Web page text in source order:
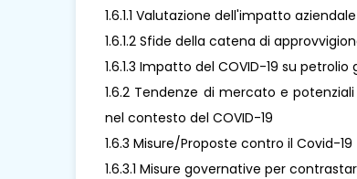
1.6.1.1 Valutazione dell'impatto
1.6.1.2 Sfide della catena di
1.6.1.3 Impatto del COVID-19 su
1.6.2 Tendenze di mercato e
nel contesto del COVID-19
1.6.3 Misure/Proposte contro il Covid-19
1.6.3.1 Misure governative per